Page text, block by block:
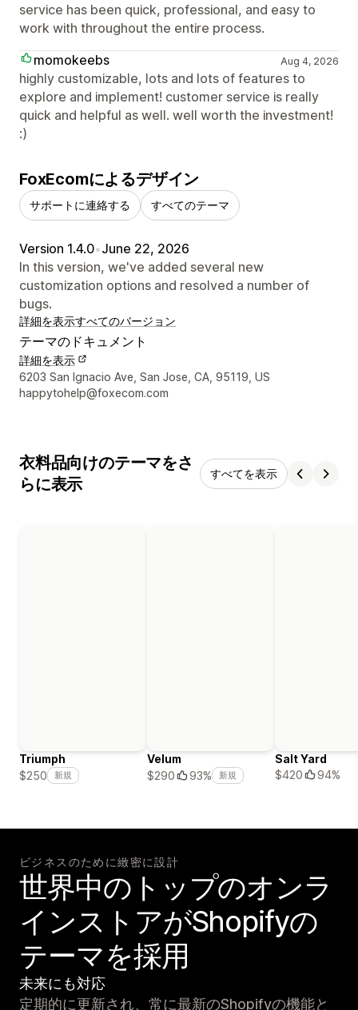
service has been quick, professional, and easy to
work with throughout the entire process.
momokeebs
Aug 4, 2026
highly customizable, lots and lots of features to
explore and implement! customer service is really
quick and helpful as well. well worth the investment!
:)
FoxEcomによるデザイン
サポートに連絡する すべてのテーマ
Version 1.4.0•June 22, 2026
In this version, we've added several new
customization options and resolved a number of
bugs.
詳細を表示すべてのバージョン
テーマのドキュメント
詳細を表示
デザイナーの連絡先情報
6203 San Ignacio Ave, San Jose, CA, 95119, US
happytohelp@foxecom.com
衣料品向けのテーマをさ
らに表示
すべてを表示
Triumph
$250
新規
Velum
$290
93% 新規
Salt Yard
$420
94%
ビジネスのために緻密に設計
世界中のトップのオンラ
インストアがShopifyの
テーマを採用
未来にも対応
定期的に更新され、常に最新のShopifyの機能と